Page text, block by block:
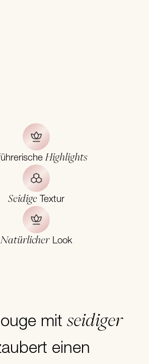
Highlights
Seidige Textur
Natürlicher Look
mitseidiger
einen